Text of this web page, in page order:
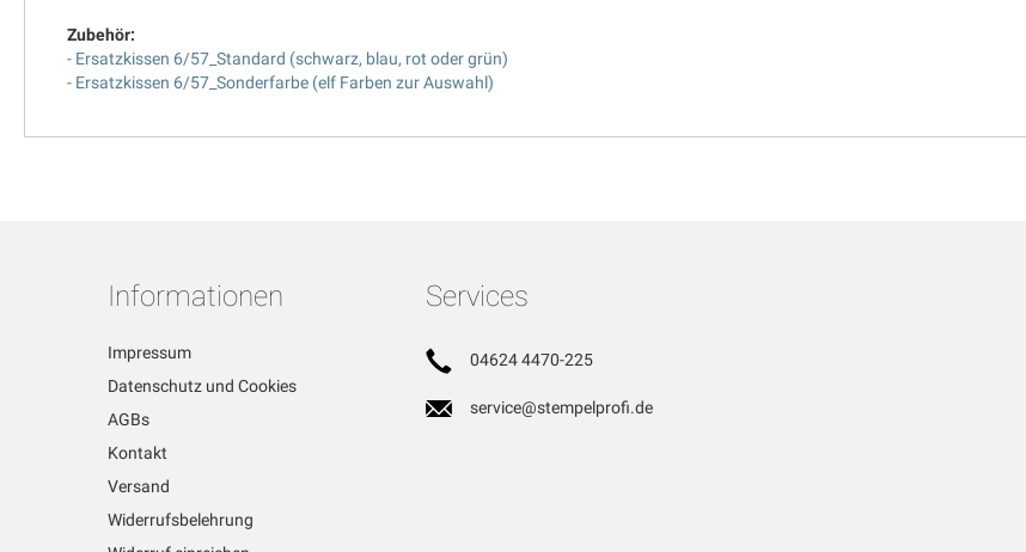
Zubehör:
- Ersatzkissen 6/57_Standard (schwarz, blau, rot oder grün)
- Ersatzkissen 6/57_Sonderfarbe (elf Farben zur Auswahl)
Informationen
Impressum
Datenschutz und Cookies
AGBs
Kontakt
Versand
Widerrufsbelehrung
Services
04624 4470-225
service@stempelprofi.de